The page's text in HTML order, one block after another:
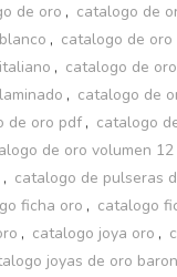
de oro , catalogo de
, catalogo de oro
, catalogo de
, catalogo de
de oro pdf , catalogo
de oro volumen 12
, catalogo de pulseras
ficha oro , catalogo
, catalogo joya oro ,
joyas de oro baron